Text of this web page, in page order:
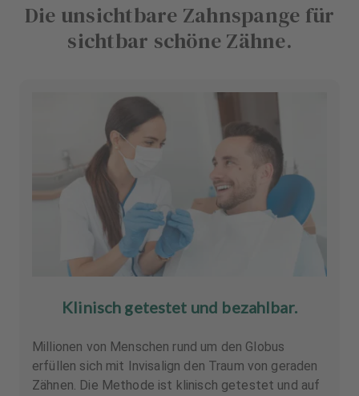
Die unsichtbare Zahnspange für
sichtbar schöne Zähne.
Klinisch getestet und bezahlbar.
Millionen von Menschen rund um den Globus
erfüllen sich mit Invisalign den Traum von geraden
Zähnen. Die Methode ist klinisch getestet und auf